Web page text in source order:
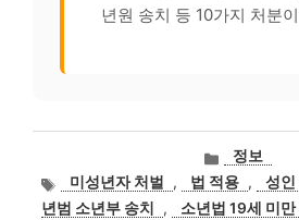
년원 송치 등 10가지 처분
카
테
고
정보
태
그
미성년자 처벌 , 법 적용 , 성인
년범 소년부 송치
, 소년법 19세 미만